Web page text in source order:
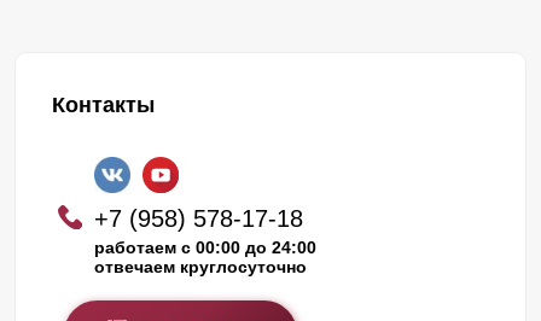
Контакты
+7 (958) 578-17-18
работаем с 00:00 до 24:00
отвечаем круглосуточно